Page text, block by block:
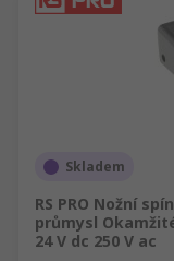
Skladem
RS PRO Nožní
průmysl
24 V dc 250 V ac